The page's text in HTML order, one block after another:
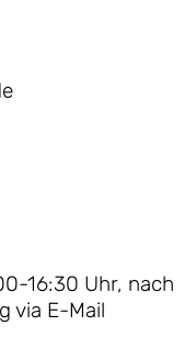
16:30 Uhr, nach
via E-Mail